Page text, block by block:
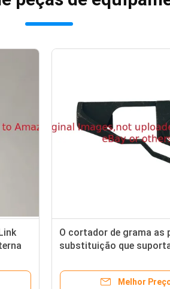
O cortador de grama as
substituição que
cabe Deere
Melhor